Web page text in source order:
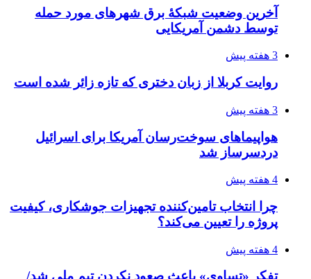
ساقط شدن ۴۸۳۰ پهپاد اوکراینی با آتش پدافند
روسیه
4 هفته پیش
افزایش ۳ تا ۴ درجه‌ای دما در ایلام تا اواخر هفته
4 هفته پیش
رکوردزنی عمل پیوند عضو در قلب پایتخت
4 هفته پیش
برق، ضامن پایداری شبکه است
4 هفته پیش
راه اندازی مرغداری؛ محاسبه هزینه، درآمد و سود با
طرح توجیهی